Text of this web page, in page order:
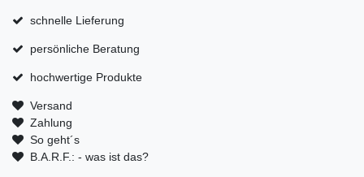
schnelle Lieferung
persönliche Beratung
hochwertige Produkte
Versand
Zahlung
So geht´s
B.A.R.F.: - was ist das?